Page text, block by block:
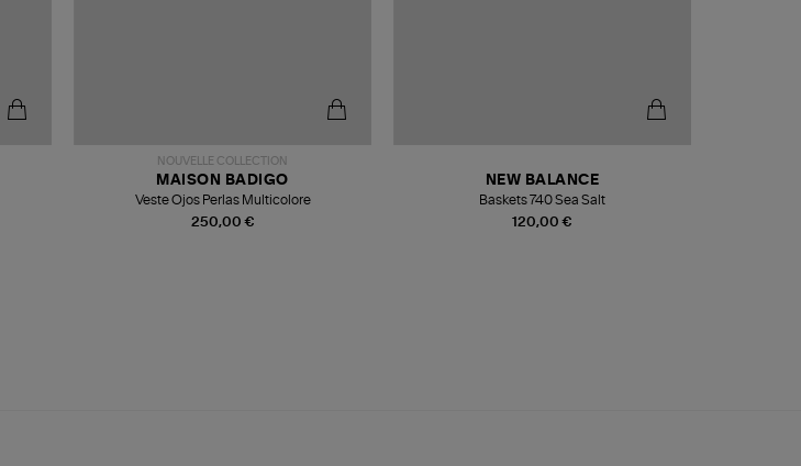
NOUVELLE COLLECTION
250,00 €
MAISON BADIGO
Veste Ojos Perlas Multicolore
120,00 €
NEW BALANCE
Baskets 740 Sea Salt